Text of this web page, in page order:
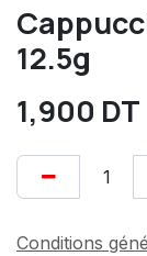
12.5g
1,900 DT
Conditions